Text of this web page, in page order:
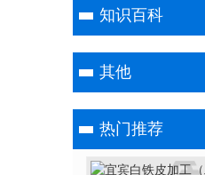
知识百科
其他
热门推荐